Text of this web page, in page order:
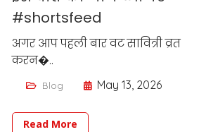
#shortsfeed
अगर आप पहली बार वट सावित्री व्रत
करन�..
Blog May 13, 2026
Read More